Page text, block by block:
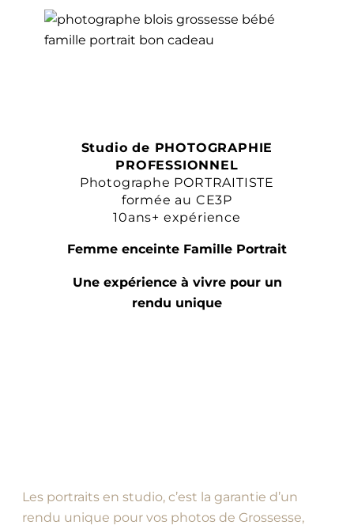
Studio de PHOTOGRAPHIE
PROFESSIONNEL
Photographe PORTRAITISTE
formée au CE3P
10ans+ expérience
Femme enceinte Famille Portrait
Une expérience à vivre pour un
rendu unique
Les portraits en studio, c’est la garantie d’un
rendu unique pour vos photos de Grossesse,